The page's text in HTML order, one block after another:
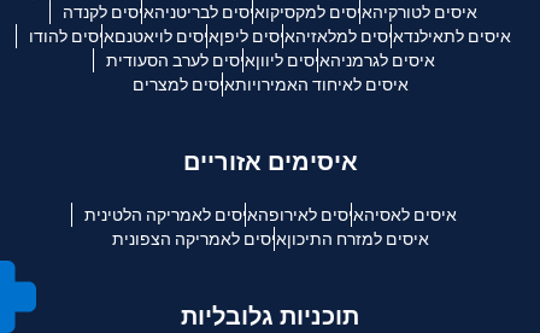
איסים לטורקיהאיסים למקסיקואיסים לבריטניהאיסים לקנדה
איסים לתאילנדאיסים למלאזיהאיסים ליפןאיסים לויאטנםאיסים להודו
איסים לגרמניהאיסים ליווןאיסים לערב הסעודית
איסים לאיחוד האמירויותאיסים למצרים
איסימים אזוריים
איסים לאסיהאיסים לאירופהאיסים לאמריקה הלטינית
איסים למזרח התיכוןאיסים לאמריקה הצפונית
תוכניות גלובליות